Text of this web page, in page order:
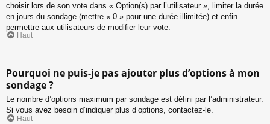
choisir lors de son vote dans « Option(s) par l’utilisateur », limiter la durée
en jours du sondage (mettre « 0 » pour une durée illimitée) et enfin
permettre aux utilisateurs de modifier leur vote.
Haut
Pourquoi ne puis-je pas ajouter plus d’options à mon
sondage ?
Le nombre d’options maximum par sondage est défini par l’administrateur.
Si vous avez besoin d’indiquer plus d’options, contactez-le.
Haut